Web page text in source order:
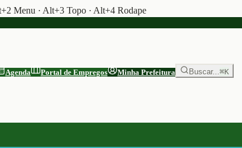
Menu · Alt+3 Topo · Alt+4 Rodape
Agenda Portal de Empregos Minha Prefeitura Buscar...⌘K